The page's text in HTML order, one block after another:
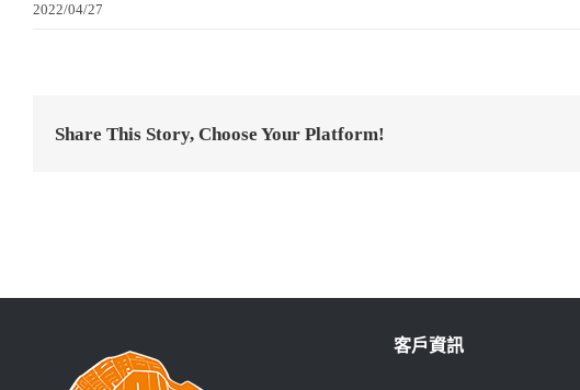
2022/04/27
Share This Story, Choose Your Platform!
客戶資訊